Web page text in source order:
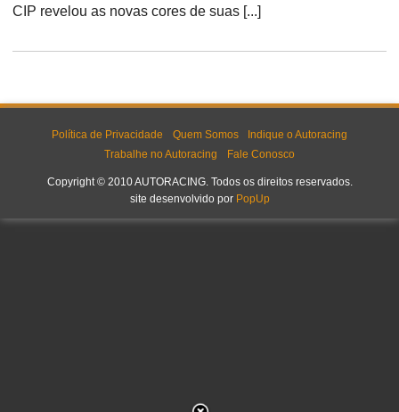
CIP revelou as novas cores de suas [...]
Política de Privacidade Quem Somos
Indique o Autoracing
Trabalhe no Autoracing
Fale Conosco
Copyright © 2010 AUTORACING. Todos os direitos reservados.
site desenvolvido por PopUp